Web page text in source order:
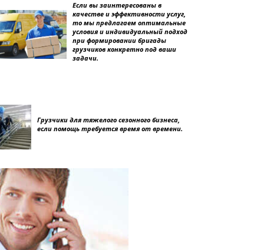
Если вы заинтересованы в
качестве и эффективности услуг,
то мы предлагаем оптимальные
условия и индивидуальный подход
при формировании бригады
грузчиков конкретно под ваши
задачи.
Грузчики для тяжелого сезонного бизнеса,
если помощь требуется время от времени.